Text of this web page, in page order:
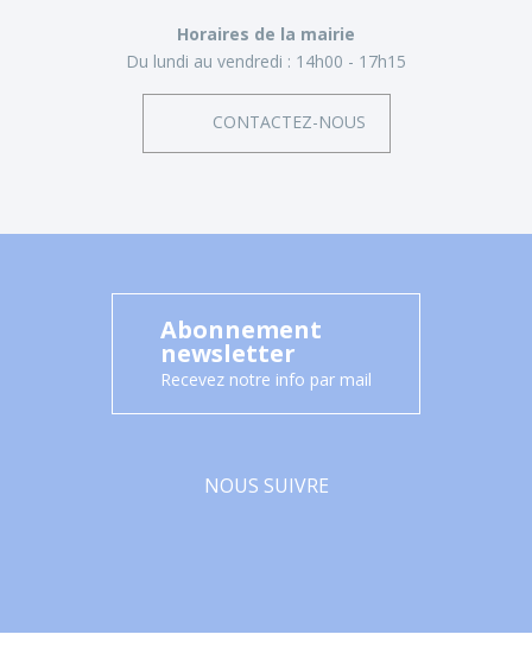
Horaires de la mairie
Du lundi au vendredi : 14h00 - 17h15
CONTACTEZ-NOUS
Abonnement
newsletter
Recevez notre info par mail
NOUS SUIVRE